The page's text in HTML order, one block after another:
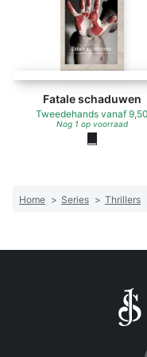
Fatale schaduwen
Tweedehands vanaf 9,50
Nog 1 op voorraad
Home > Series > Thrillers